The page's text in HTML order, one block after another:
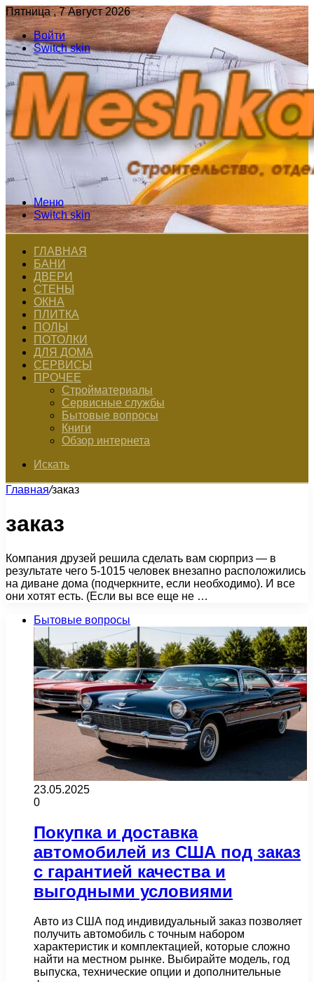
Пятница , 7 Август 2026
Войти
Switch skin
Меню
Switch skin
ГЛАВНАЯ
БАНИ
ДВЕРИ
СТЕНЫ
ОКНА
ПЛИТКА
ПОЛЫ
ПОТОЛКИ
ДЛЯ ДОМА
СЕРВИСЫ
ПРОЧЕЕ
Стройматериалы
Сервисные службы
Бытовые вопросы
Книги
Обзор интернета
Искать
Главная/заказ
заказ
Компания друзей решила сделать вам сюрприз — в
результате чего 5-1015 человек внезапно расположились
на диване дома (подчеркните, если необходимо). И все
они хотят есть. (Если вы все еще не …
Бытовые вопросы
23.05.2025
0
Покупка и доставка
автомобилей из США под заказ
с гарантией качества и
выгодными условиями
Авто из США под индивидуальный заказ позволяет
получить автомобиль с точным набором
характеристик и комплектацией, которые сложно
найти на местном рынке. Выбирайте модель, год
выпуска, технические опции и дополнительные